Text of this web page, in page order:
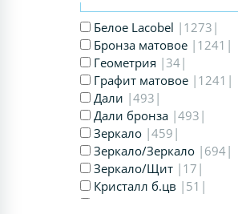
Ясень перламутровый
|683|
Ясень светлый|682|
Ясень серебристый
Ясень тёмный|680|
Белое Lacobel |1273|
Бронза матовое |1241|
Геометрия |34|
Графит матовое |1241|
Дали |493|
Дали бронза |493|
Зеркало |459|
Зеркало/Зеркало |694|
Зеркало/Щит |17|
Кристалл б.цв |51|